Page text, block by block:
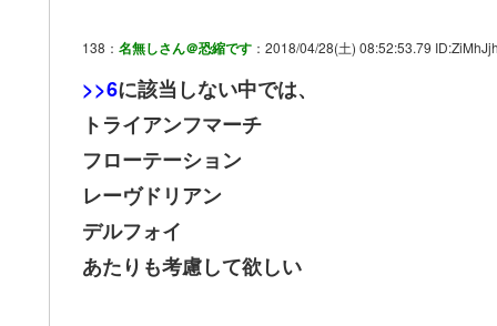
138： 名無しさん＠恐縮です ：2018/04/28(土) 08:52:53.79
>>6に該当しない中では、
トライアンフマーチ
フローテーション
レーヴドリアン
デルフォイ
あたりも考慮して欲しい